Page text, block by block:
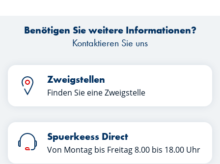
Benötigen Sie weitere Informationen?
Kontaktieren Sie uns
Zweigstellen
Finden Sie eine Zweigstelle
Spuerkeess Direct
Von Montag bis Freitag 8.00 bis 18.00 Uhr